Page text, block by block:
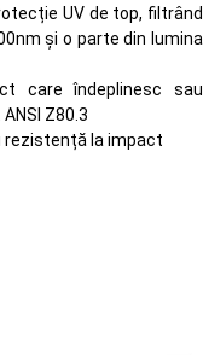
UV de top, filtrând
și o parte din lumina
care îndeplinesc sau
Z80.3
rezistență la impact